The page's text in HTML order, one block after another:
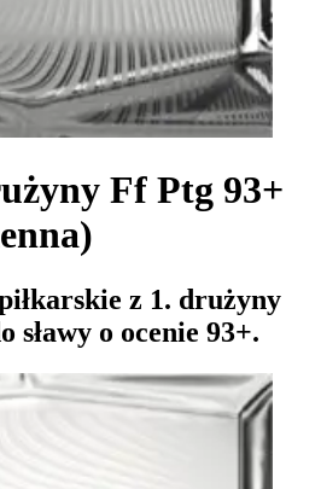
Ff Ptg 93+
z 1. drużyny
o ocenie 93+.